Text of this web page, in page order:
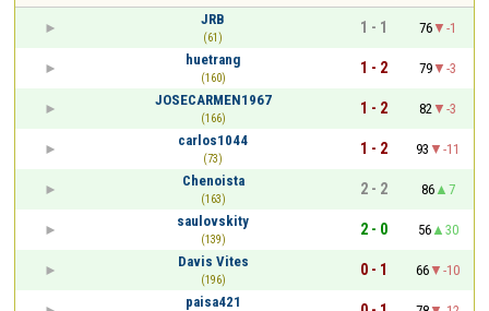
JRB
(61)
1 - 1 76
-1
huetrang
(160)
1 - 2 79
-3
JOSECARMEN1967
(166)
1 - 2 82
-3
carlos1044
(73)
1 - 2 93
-11
Chenoista
(163)
2 - 2 86
7
saulovskity
(139)
2 - 0 56
30
Davis Vites
(196)
0 - 1 66
-10
paisa421